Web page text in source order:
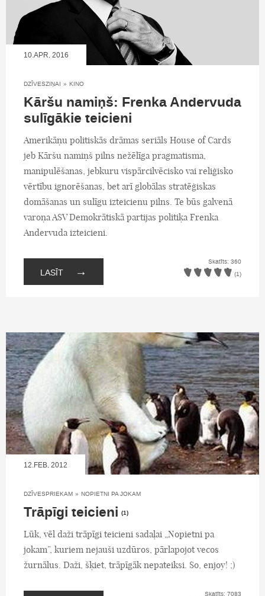
10.APR, 2016
DZĪVESZIŅAI » KINO
Kāršu namiņš: Frenka Andervuda
sulīgākie teicieni
Amerikāņu politiskās drāmas seriāls House of Cards
jeb Kāršu namiņš pilns nežēlīga pragmatisma,
manipulēšanas, jebkuru vispārcilvēcisko vai reliģisko
vērtību ignorēšanas, bet arī globālas stratēģiskas
domāšanas un sulīgu izteicienu pilns. Te būs galvenā
varoņa ASV Demokrātiskā partijas politiķa Frenka
Andervuda izteicieni.
LASĪT →
Skatīts: 360
(1)
12.FEB, 2012
DZĪVESPRIEKAM » NOPIETNI PA JOKAM
Trāpīgi teicieni (1)
Lūk, vēl daži trāpīgi teicieni sadaļai „Nopietni pa
jokam”, kuriem nejauši uzdūros, pārlapojot vecos
žurnālus. Daži, šķiet, trāpīgāk nepateiksi. So, enjoy! ;)
Skatīts: 7083